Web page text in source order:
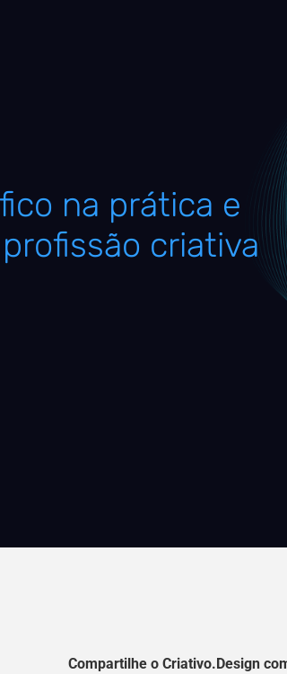
na prática e
criativa
Compartilhe o Criativo.Design